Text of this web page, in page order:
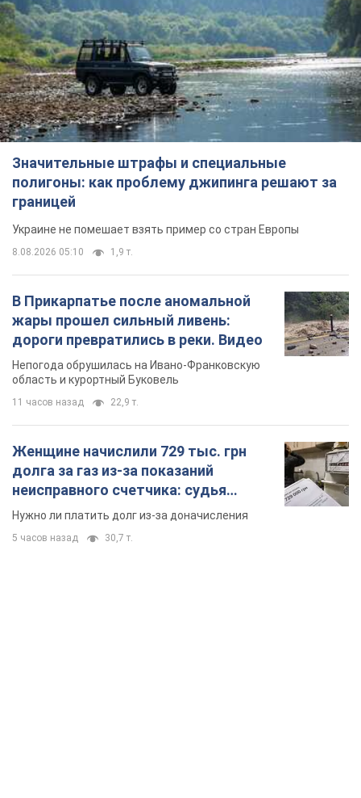
Значительные штрафы и специальные
полигоны: как проблему джипинга решают за
границей
Украине не помешает взять пример со стран Европы
8.08.2026 05:10 1,9 т.
В Прикарпатье после аномальной
жары прошел сильный ливень:
дороги превратились в реки. Видео
Непогода обрушилась на Ивано-Франковскую
область и курортный Буковель
11 часов назад 22,9 т.
Женщине начислили 729 тыс. грн
долга за газ из-за показаний
неисправного счетчика: судья
вынес неожиданное решение
Нужно ли платить долг из-за доначисления
5 часов назад 30,7 т.